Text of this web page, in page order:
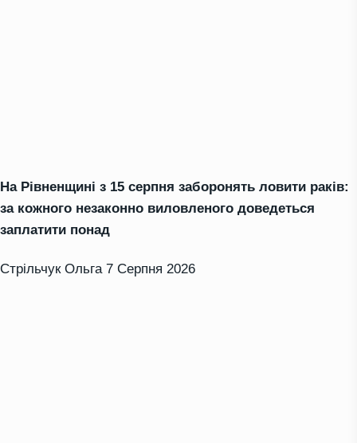
На Рівненщині з 15 серпня заборонять ловити раків:
за кожного незаконно виловленого доведеться
заплатити понад
Стрільчук Ольга 7 Серпня 2026